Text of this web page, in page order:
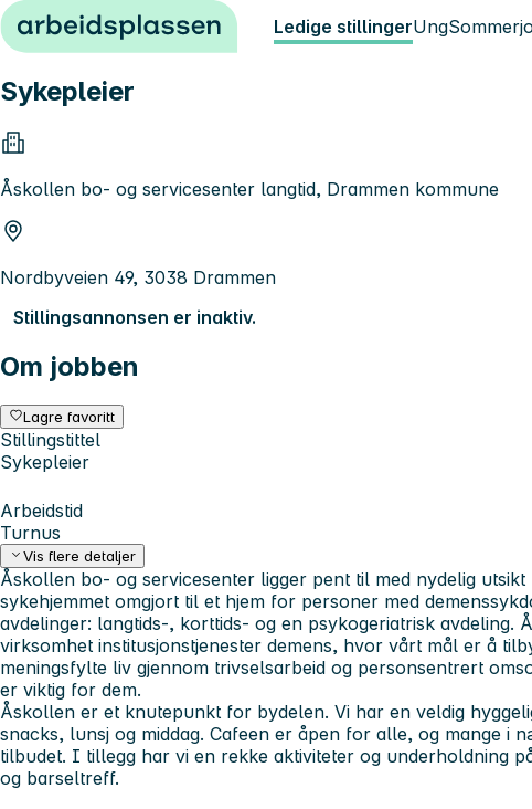
Hopp til innhold Ledige stillingerUng
Sykepleier
Åskollen bo- og servicesenter langtid, Drammen kommune
Nordbyveien 49, 3038 Drammen
Stillingsannonsen er inaktiv.
Om jobben
Lagre favoritt
Stillingstittel
Sykepleier
Arbeidstid
Turnus
Vis flere detaljer
Åskollen bo- og servicesenter ligger pent til med nydelig
sykehjemmet omgjort til et hjem for personer med
avdelinger: langtids-, korttids- og en psykogeriatrisk avdeling.
virksomhet institusjonstjenester demens, hvor vårt mål er å
meningsfylte liv gjennom trivselsarbeid og personsentrert
er viktig for dem.
Åskollen er et knutepunkt for bydelen. Vi har en veldig
snacks, lunsj og middag. Cafeen er åpen for alle, og mange i
tilbudet. I tillegg har vi en rekke aktiviteter og underholdning
og barseltreff.